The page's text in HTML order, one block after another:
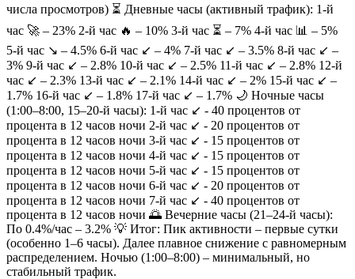
числа просмотров) ⏳ Дневные часы (активный трафик): 1-й
час 🚀 – 23% 2-й час 🔥 – 10% 3-й час ⏳ – 7% 4-й час 📊 – 5%
5-й час ↘️ – 4.5% 6-й час ↙️ – 4% 7-й час ↙️ – 3.5% 8-й час ↙️ –
3% 9-й час ↙️ – 2.8% 10-й час ↙️ – 2.5% 11-й час ↙️ – 2.8% 12-й
час ↙️ – 2.3% 13-й час ↙️ – 2.1% 14-й час ↙️ – 2% 15-й час ↙️ –
1.7% 16-й час ↙️ – 1.8% 17-й час ↙️ – 1.7% 🌙 Ночные часы
(1:00–8:00, 15–20-й часы): 1-й час ↙️ - 40 процентов от
процента в 12 часов ночи 2-й час ↙️ - 20 процентов от
процента в 12 часов ночи 3-й час ↙️ - 15 процентов от
процента в 12 часов ночи 4-й час ↙️ - 15 процентов от
процента в 12 часов ночи 5-й час ↙️ - 15 процентов от
процента в 12 часов ночи 6-й час ↙️ - 20 процентов от
процента в 12 часов ночи 7-й час ↙️ - 40 процентов от
процента в 12 часов ночи 🌅 Вечерние часы (21–24-й часы):
По 0.4%/час – 3.2% 💡 Итог: Пик активности – первые сутки
(особенно 1–6 часы). Далее плавное снижение с равномерным
распределением. Ночью (1:00–8:00) – минимальный, но
стабильный трафик.